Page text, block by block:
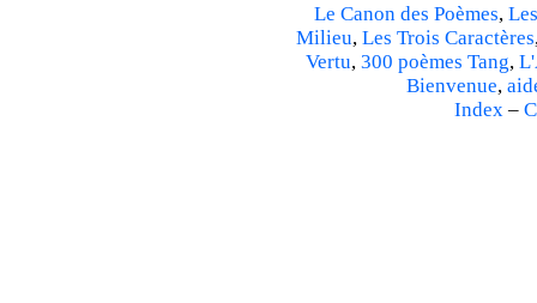
Le Canon des Poèmes,
Milieu, Les Trois Caractères
Vertu, 300 poèmes Tang,
Bienvenue,
Index –